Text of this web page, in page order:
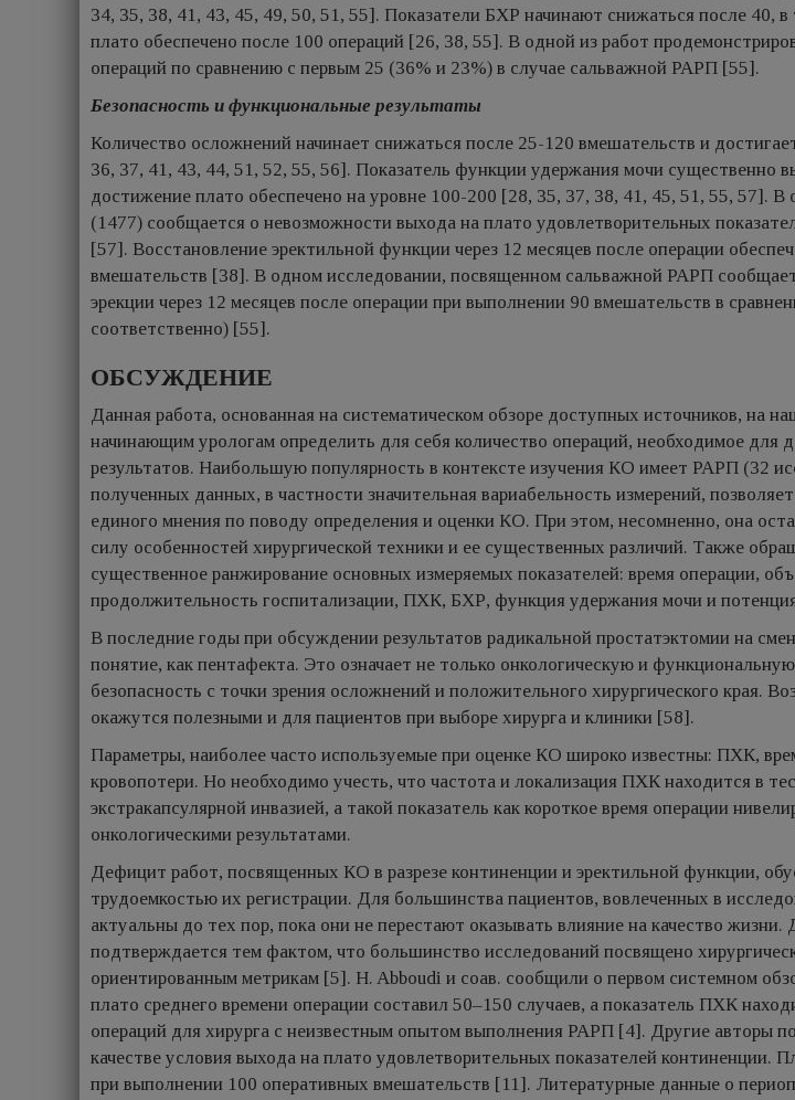
34, 35, 38, 41, 43, 45, 49, 50, 51, 55]. Показатели БХР начинают снижаться после 40,
плато обеспечено после 100 операций [26, 38, 55]. В одной из работ
операций по сравнению с первым 25 (36% и 23%) в случае сальважной РАРП [55].
Безопасность и функциональные результаты
Количество осложнений начинает снижаться после 25-120 вмешательств и
36, 37, 41, 43, 44, 51, 52, 55, 56]. Показатель функции удержания мочи существенно
достижение плато обеспечено на уровне 100-200 [28, 35, 37, 38, 41, 45, 51, 55, 57]. В
(1477) сообщается о невозможности выхода на плато удовлетворительных
[57]. Восстановление эректильной функции через 12 месяцев после операции
вмешательств [38]. В одном исследовании, посвященном сальважной РАРП
эрекции через 12 месяцев после операции при выполнении 90 вмешательств в
соответственно) [55].
ОБСУЖДЕНИЕ
Данная работа, основанная на систематическом обзоре доступных источников, на
начинающим урологам определить для себя количество операций, необходимое для
результатов. Наибольшую популярность в контексте изучения КО имеет РАРП (32
полученных данных, в частности значительная вариабельность измерений,
единого мнения по поводу определения и оценки КО. При этом, несомненно, она
силу особенностей хирургической техники и ее существенных различий. Также
существенное ранжирование основных измеряемых показателей: время операции,
продолжительность госпитализации, ПХК, БХР, функция удержания мочи и
В последние годы при обсуждении результатов радикальной простатэктомии на
понятие, как пентафекта. Это означает не только онкологическую и
безопасность с точки зрения осложнений и положительного хирургического края.
окажутся полезными и для пациентов при выборе хирурга и клиники [58].
Параметры, наиболее часто используемые при оценке КО широко известны: ПХК,
кровопотери. Но необходимо учесть, что частота и локализация ПХК находится в
экстракапсулярной инвазией, а такой показатель как короткое время операции
онкологическими результатами.
Дефицит работ, посвященных КО в разрезе континенции и эректильной функции,
трудоемкостью их регистрации. Для большинства пациентов, вовлеченных в
актуальны до тех пор, пока они не перестают оказывать влияние на качество жизни.
подтверждается тем фактом, что большинство исследований посвящено
ориентированным метрикам [5]. H. Abboudi и соав. сообщили о первом системном
плато среднего времени операции составил 50–150 случаев, а показатель ПХК
операций для хирурга с неизвестным опытом выполнения РАРП [4]. Другие авторы
качестве условия выхода на плато удовлетворительных показателей
при выполнении 100 оперативных вмешательств [11]. Литературные данные о